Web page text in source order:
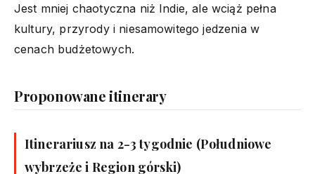
Jest mniej chaotyczna niż Indie, ale wciąż pełna
kultury, przyrody i niesamowitego jedzenia w
cenach budżetowych.
Proponowane itinerary
Itinerariusz na 2-3 tygodnie (Południowe
wybrzeże i Region górski)